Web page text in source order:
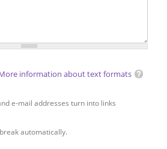
information about text formats
e-mail addresses turn into links
automatically.